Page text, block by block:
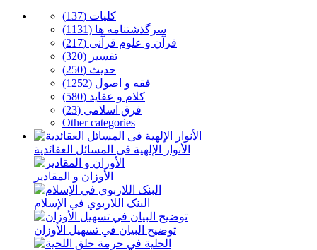
كلیات (137)
سرگذشتنامه ها (1131)
قرآن و علوم قرآنی (217)
تفسیر (320)
حدیث (250)
فقه و اصول (1252)
كلام و عقاید (580)
فرق اسلامی (23)
Other categories
الأنوار الإلهیة فی المسائل العقائدیة
الأوزان و المقادیر
البنک اللاربوي في الإسلام
توضیح البیان في تسهیل الأوزان